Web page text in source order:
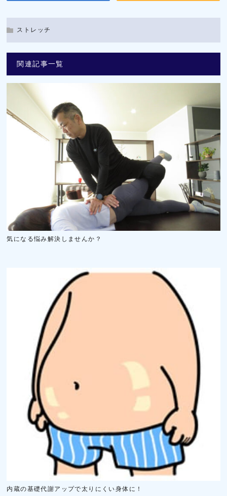
ストレッチ
関連記事一覧
気になる悩み解決しませんか？
内蔵の基礎代謝アップで太りにくい身体に！